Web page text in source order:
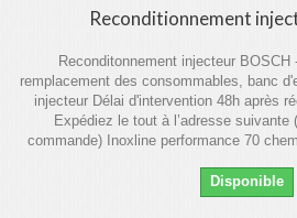
Reconditionnement
Reconditonnement injecteur
remplacement des consommables, banc
injecteur Délai d'intervention 48h après
Expédiez le tout à l’adresse
commande) Inoxline performance 70
Disponible